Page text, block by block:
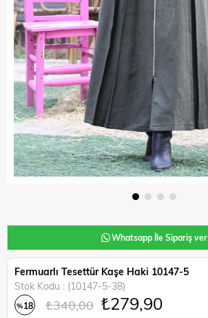
Whatsapp İle Sipariş ver
Fermuarlı Tesettür Kaşe Haki 10147-5
Stok Kodu
(10147-5-38)
%18 ₺340,00 ₺279,90